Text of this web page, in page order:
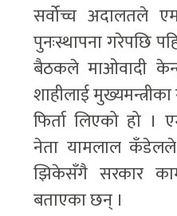
सर्वोच्च अदालतले
पुनःस्थापना गरेपछि
बैठकले माओवादी
शाहीलाई
फिर्ता लिएको हो
नेता यामलाल कँडेलले
झिकेसँगै सरकार
बताएका छन् ।